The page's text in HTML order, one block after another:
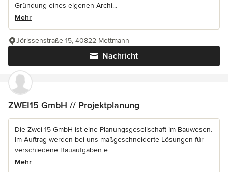
Gründung eines eigenen Archi...
Mehr
Nachricht
Jörissenstraße 15, 40822 Mettmann
ZWEI15 GmbH // Projektplanung
Die Zwei 15 GmbH ist eine Planungsgesellschaft im Bauwesen.
Im Auftrag werden bei uns maßgeschneiderte Lösungen für
verschiedene Bauaufgaben e...
Mehr